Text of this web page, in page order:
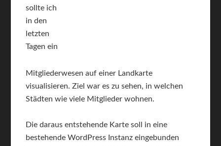
sollte ich
in den
letzten
Tagen ein
Mitgliederwesen auf einer Landkarte
visualisieren. Ziel war es zu sehen, in welchen
Städten wie viele Mitglieder wohnen.
Die daraus entstehende Karte soll in eine
bestehende WordPress Instanz eingebunden